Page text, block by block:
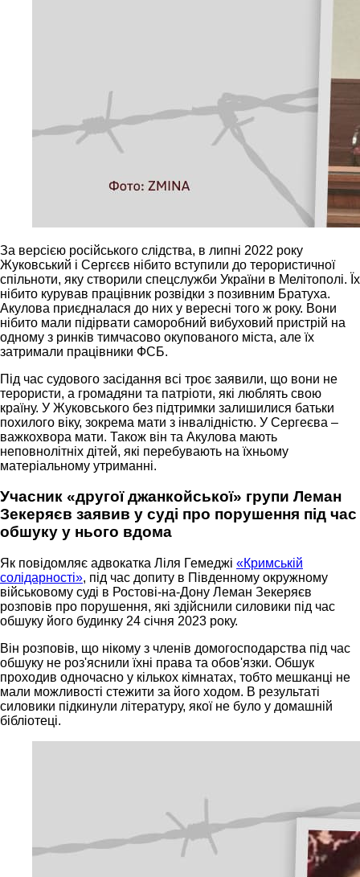
За версією російського слідства, в липні 2022 року
Жуковський і Сергєєв нібито вступили до терористичної
спільноти, яку створили спецслужби України в Мелітополі. Їх
нібито курував працівник розвідки з позивним Братуха.
Акулова приєдналася до них у вересні того ж року. Вони
нібито мали підірвати саморобний вибуховий пристрій на
одному з ринків тимчасово окупованого міста, але їх
затримали працівники ФСБ.
Під час судового засідання всі троє заявили, що вони не
терористи, а громадяни та патріоти, які люблять свою
країну. У Жуковського без підтримки залишилися батьки
похилого віку, зокрема мати з інвалідністю. У Сергеєва –
важкохвора мати. Також він та Акулова мають
неповнолітніх дітей, які перебувають на їхньому
матеріальному утриманні.
Учасник «другої джанкойської» групи Леман
Зекеряєв заявив у суді про порушення під час
обшуку у нього вдома
Як повідомляє адвокатка Ліля Гемеджі «Кримській
солідарності», під час допиту в Південному окружному
військовому суді в Ростові-на-Дону Леман Зекеряєв
розповів про порушення, які здійснили силовики під час
обшуку його будинку 24 січня 2023 року.
Він розповів, що нікому з членів домогосподарства під час
обшуку не роз'яснили їхні права та обов'язки. Обшук
проходив одночасно у кількох кімнатах, тобто мешканці не
мали можливості стежити за його ходом. В результаті
силовики підкинули літературу, якої не було у домашній
бібліотеці.